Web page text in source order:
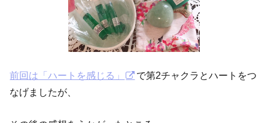
前回は「ハートを感じる」
で第2チャクラとハートをつ
なげましたが、